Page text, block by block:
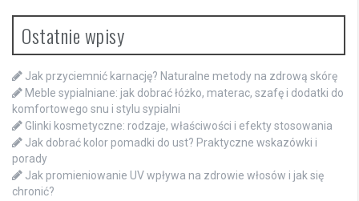
Ostatnie wpisy
Jak przyciemnić karnację? Naturalne metody na zdrową skórę
Meble sypialniane: jak dobrać łóżko, materac, szafę i dodatki do
komfortowego snu i stylu sypialni
Glinki kosmetyczne: rodzaje, właściwości i efekty stosowania
Jak dobrać kolor pomadki do ust? Praktyczne wskazówki i
porady
Jak promieniowanie UV wpływa na zdrowie włosów i jak się
chronić?